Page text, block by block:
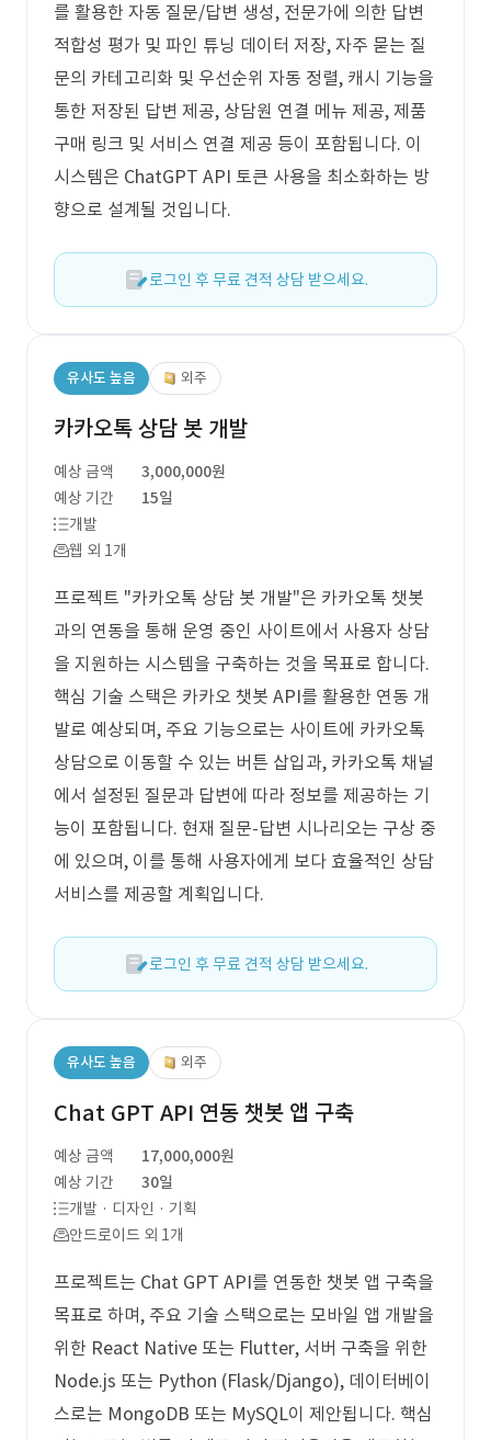
를 활용한 자동 질문/답변 생성, 전문가에 의한 답변
적합성 평가 및 파인 튜닝 데이터 저장, 자주 묻는 질
문의 카테고리화 및 우선순위 자동 정렬, 캐시 기능을
통한 저장된 답변 제공, 상담원 연결 메뉴 제공, 제품
구매 링크 및 서비스 연결 제공 등이 포함됩니다. 이
시스템은 ChatGPT API 토큰 사용을 최소화하는 방
향으로 설계될 것입니다.
로그인 후 무료 견적 상담 받으세요.
유사도 높음 외주
카카오톡 상담 봇 개발
예상 금액
3,000,000원
예상 기간
15일
개발
웹 외 1개
프로젝트 "카카오톡 상담 봇 개발"은 카카오톡 챗봇
과의 연동을 통해 운영 중인 사이트에서 사용자 상담
을 지원하는 시스템을 구축하는 것을 목표로 합니다.
핵심 기술 스택은 카카오 챗봇 API를 활용한 연동 개
발로 예상되며, 주요 기능으로는 사이트에 카카오톡
상담으로 이동할 수 있는 버튼 삽입과, 카카오톡 채널
에서 설정된 질문과 답변에 따라 정보를 제공하는 기
능이 포함됩니다. 현재 질문-답변 시나리오는 구상 중
에 있으며, 이를 통해 사용자에게 보다 효율적인 상담
서비스를 제공할 계획입니다.
로그인 후 무료 견적 상담 받으세요.
유사도 높음 외주
Chat GPT API 연동 챗봇 앱 구축
예상 금액
17,000,000원
예상 기간
30일
개발 · 디자인 · 기획
안드로이드 외 1개
프로젝트는 Chat GPT API를 연동한 챗봇 앱 구축을
목표로 하며, 주요 기술 스택으로는 모바일 앱 개발을
위한 React Native 또는 Flutter, 서버 구축을 위한
Node.js 또는 Python (Flask/Django), 데이터베이
스로는 MongoDB 또는 MySQL이 제안됩니다. 핵심